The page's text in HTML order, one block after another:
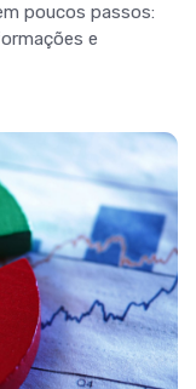
poucos passos:
e